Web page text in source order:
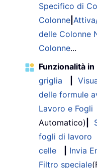
Specifico di
Colonne
delle Colonne
Colonne...
Funzionalità in
griglia
delle formule
Lavoro e Fogli
Automatico)
fogli di lavoro
celle
Invia
Filtro speciale